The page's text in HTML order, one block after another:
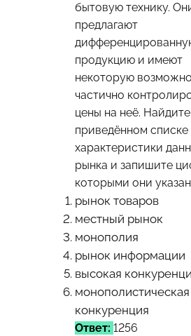
бытовую технику.
предлагают
продукцию и имеют
некоторую
частично
цены на неё.
приведённом списке
характеристики
рынка и запишите
которыми они
рынок товаров
местный рынок
монополия
рынок информации
высокая
монополистическая
конкуренция
Ответ:1256